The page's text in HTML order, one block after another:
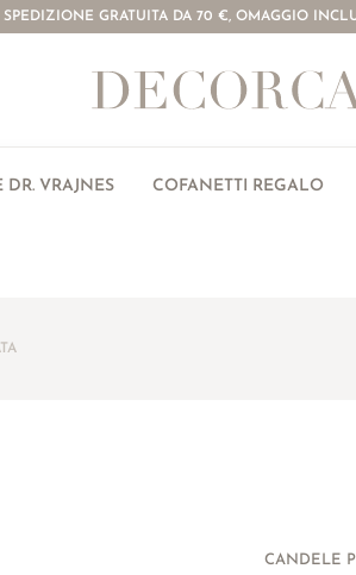
SPEDIZIONE GRATUITA DA 70 €, OMAGGIO
DR. VRAJNES COFANETTI REGALO
CANDELE